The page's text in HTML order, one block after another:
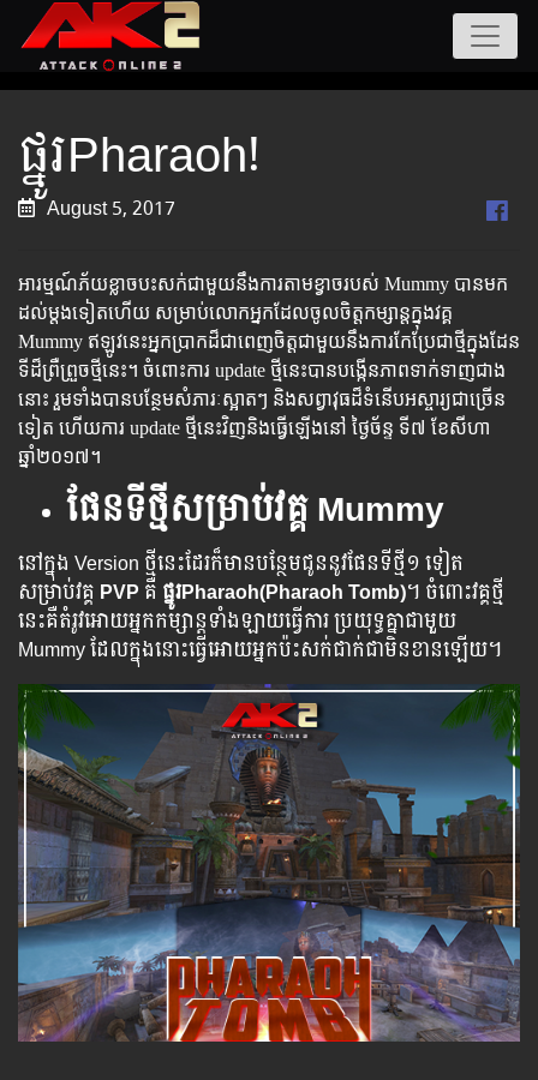
ផ្នូរPharaoh!
August 5, 2017
អារម្មណ៍​ភ័យ​ខ្លាច​​បះ​​សក់​ជា​មួយ​នឹង​ការ​តាម​ខ្វាច​របស់ ​Mummy ​បាន​មក​
ដល់​ម្តង​ទៀត​ហើយ​​ ​សម្រាប់​លោក​អ្នក​ដែល​ចូល​ចិត្ត​កម្សាន្ត​ក្នុង​​វគ្គ ​
Mummy​ ​ឥឡូវ​នេះ​អ្នក​ប្រាកដ៏​ជា​ពេញ​ចិត្ត​ជា​មួយ​នឹង​ការ​កែ​ប្រែ​ជា​ថ្មី​ក្នុង​ដែន​
ទី​​ដ៏​​ព្រឺ​ព្រួច​ថ្មី​នេះ​​។ ​​​​​​​​​​​​ចំពោះ​​​​​​​​​ការ​​​​​​ ​​update​ ​​​​​ថ្មី​​​​​នេះ​​​​​បាន​​​​​​បង្កើន​​​​​​​ភាព​​​​​​​​​ទាក់​​​​​ទាញ​​​​​​ជាង​​​
នោះ​​​ ​រួម​​​ទាំង​​​​​បាន​​​​​​បន្ថែម​​សំភារៈ​​​ស្អាត​​​ៗ ​​និង​​​​សព្វាវុធ​​​ដ៏​​​ទំនើប​​​​​​អស្ចារ្យ​​​ជា​​​​​ច្រើន​​​​
ទៀត​​ ហើយ​​​ការ​ update​ ​​ថ្មី​​នេះ​​​​វិញ​​​​និង​​​​ធ្វើ​​​​ឡើង​​​នៅ​​ ថ្ងៃ​​​​ច័ន្ទ ​​ទី៧ ខែសីហា ​
ឆ្នាំ២០១៧​។
ផែនទីថ្មីសម្រាប់វគ្គ​​ Mummy
នៅក្នុង Version ថ្មី​នេះ​ដែរ​ក៏​មាន​បន្ថែម​ជូន​នូវ​ផែន​ទីថ្មី​១ ទៀត​
សម្រាប់​វគ្គ​ PVP គឺ ផ្នូរPharaoh(Pharaoh Tomb)។ ​ចំពោះ​វគ្គ​ថ្មី​
នេះ​គឺ​​តំរូវ​​អោយ​​អ្នក​​​កម្សាន្ត​​​ទាំង​​ឡាយ​​​ធ្វើ​ការ​​ ប្រយុទ្ធ​​​គ្នា​​​​ជា​មួួយ​
Mummy ​ដែល​ក្នុង​នោះ​ធ្វើ​អោយ​អ្នក​ប៉ះសក់​ជាក់​ជា​មិន​ខាន​ឡើយ។​